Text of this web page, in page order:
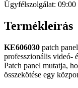
Ügyfélszolgálat: 09:00
Termékleírás
KE606030 patch
professzionális videó-
Patch panel mutatja,
összekötése egy